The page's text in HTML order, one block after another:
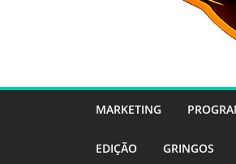
MARKETING
EDIÇÃO GRINGOS